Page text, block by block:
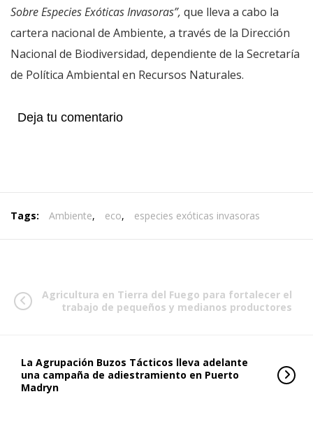
Sobre Especies Exóticas Invasoras”, que lleva a cabo la
cartera nacional de Ambiente, a través de la Dirección
Nacional de Biodiversidad, dependiente de la Secretaría
de Política Ambiental en Recursos Naturales.
Deja tu comentario
Tags: Ambiente, eco, especies exóticas invasoras
Agricultura en Tierra del Fuego para fortalecer el
trabajo de pequeños y medianos productores
La Agrupación Buzos Tácticos lleva adelante
una campaña de adiestramiento en Puerto
Madryn